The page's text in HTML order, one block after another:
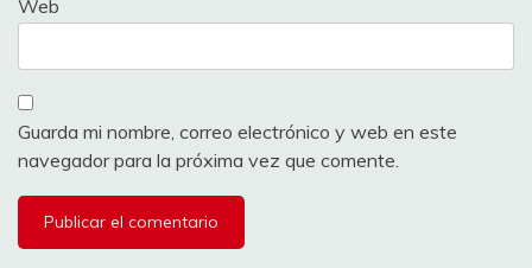
Web
Guarda mi nombre, correo electrónico y web en este
navegador para la próxima vez que comente.